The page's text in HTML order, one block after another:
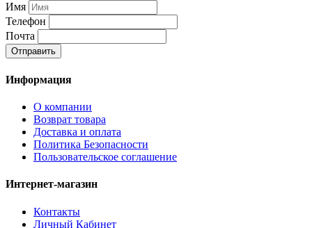
Имя
Телефон
Почта
Отправить
Информация
О компании
Возврат товара
Доставка и оплата
Политика Безопасности
Пользовательское соглашение
Интернет-магазин
Контакты
Личный Кабинет